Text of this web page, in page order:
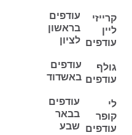
קרייזי
ליין
עודפים
גולף
עודפים
לי
קופר
עודפים
עודפים
בראשון
לציון
עודפים
באשדוד
עודפים
בבאר
שבע